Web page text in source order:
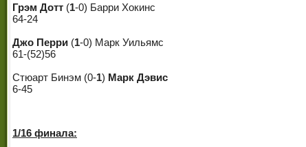
Грэм Дотт (1-0) Барри Хокинс
64-24
Джо Перри (1-0) Марк Уильямс
61-(52)56
Стюарт Бинэм (0-1) Марк Дэвис
6-45
1/16 финала: